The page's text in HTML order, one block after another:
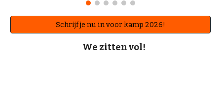
Schrijf je nu in voor kamp 2026!
We zitten vol!